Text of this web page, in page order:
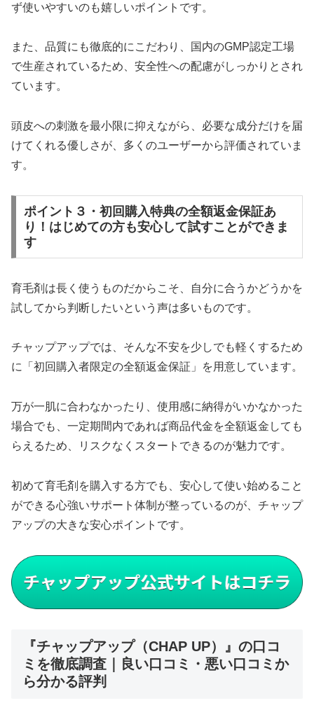
ず使いやすいのも嬉しいポイントです。
また、品質にも徹底的にこだわり、国内のGMP認定工場
で生産されているため、安全性への配慮がしっかりとされ
ています。
頭皮への刺激を最小限に抑えながら、必要な成分だけを届
けてくれる優しさが、多くのユーザーから評価されていま
す。
ポイント３・初回購入特典の全額返金保証あ
り！はじめての方も安心して試すことができま
す
育毛剤は長く使うものだからこそ、自分に合うかどうかを
試してから判断したいという声は多いものです。
チャップアップでは、そんな不安を少しでも軽くするため
に「初回購入者限定の全額返金保証」を用意しています。
万が一肌に合わなかったり、使用感に納得がいかなかった
場合でも、一定期間内であれば商品代金を全額返金しても
らえるため、リスクなくスタートできるのが魅力です。
初めて育毛剤を購入する方でも、安心して使い始めること
ができる心強いサポート体制が整っているのが、チャップ
アップの大きな安心ポイントです。
『チャップアップ（CHAP UP）』の口コ
ミを徹底調査｜良い口コミ・悪い口コミか
ら分かる評判